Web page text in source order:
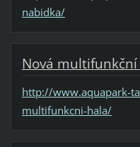
nabidka/
Nová multifunkční
http://www.aquapark-
multifunkcni-hala/